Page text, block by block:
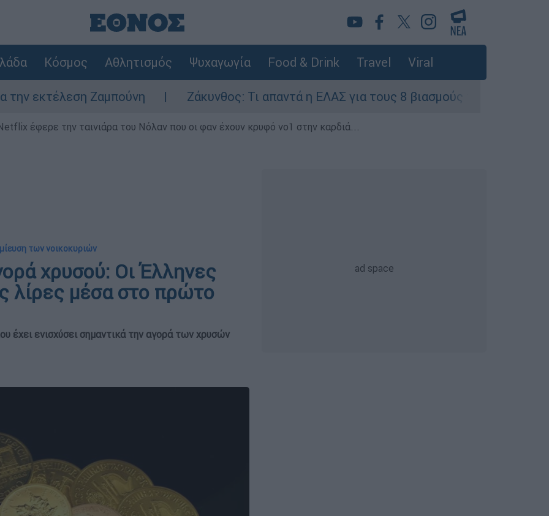
Κόσμος Αθλητισμός Ψυχαγωγία Food & Drink Travel Viral
Ζαμπούνη Ζάκυνθος: Τι απαντά η ΕΛΑΣ για τους 8 βιασμούς τουριστριών - «Μόνο
έφερε την ταινιάρα του Νόλαν που οι φαν έχουν κρυφό νο1 στην καρδιά...
των νοικοκυριών
χρυσού: Οι Έλληνες
λίρες μέσα στο πρώτο
έχει ενισχύσει σημαντικά την αγορά των χρυσών